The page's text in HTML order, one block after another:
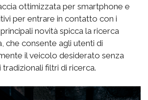
ottimizzata per smartphone e
per entrare in contatto con i
novità spicca la ricerca
che consente agli utenti di
il veicolo desiderato senza
filtri di ricerca.